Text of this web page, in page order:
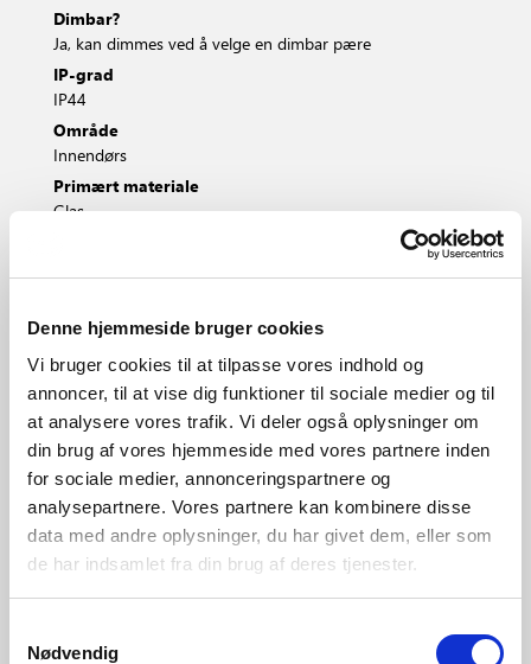
Denne hjemmeside bruger cookies
Vi bruger cookies til at tilpasse vores indhold og
annoncer, til at vise dig funktioner til sociale medier og til
at analysere vores trafik. Vi deler også oplysninger om
din brug af vores hjemmeside med vores partnere inden
for sociale medier, annonceringspartnere og
analysepartnere. Vores partnere kan kombinere disse
data med andre oplysninger, du har givet dem, eller som
de har indsamlet fra din brug af deres tjenester.
Nødvendig
Dimbar?
Ja, kan dimmes ved å velge en dimbar pære
IP-grad
IP44
Område
Innendørs
Primært materiale
Glas
Børstet stål
17131032